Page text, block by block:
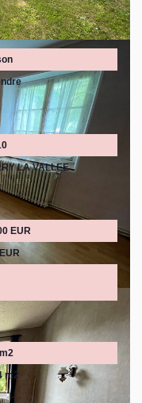
LA VALLEE
EUR
m2